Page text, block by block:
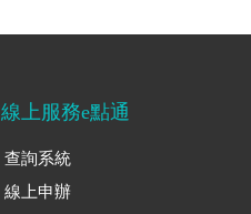
線上服務e點通
查詢系統
線上申辦